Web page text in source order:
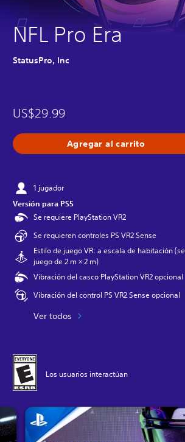
NFL Pro Era
StatusPro, Inc
US$29.99
Agregar al carrito
1 jugador
Versión para PS5
Se requiere PlayStation VR2
Se requieren controles PS VR2 Sense
Estilo de juego VR: a escala de habitación
juego de 2 m × 2 m)
Vibración del casco PlayStation VR2 opcional
Vibración del control PS VR2 Sense opcional
Ver todos
Los usuarios interactúan